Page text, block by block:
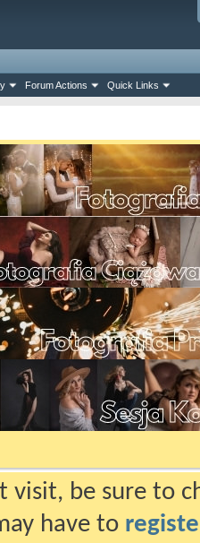
Forum Actions Quick Links
visit, be sure to
have to